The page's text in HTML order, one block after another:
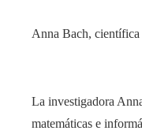
Anna Bach, científica
La investigadora
matemáticas e